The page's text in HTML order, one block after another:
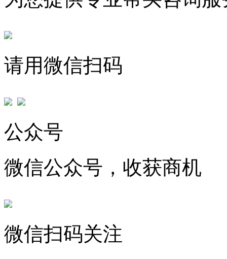
请用微信扫码
公众号
微信公众号，收获商机
微信扫码关注